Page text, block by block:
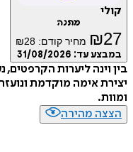
₪ מחיר קודם: ₪28
עד:31/08/2026
ליערות הקרפטים, נעה
אימה מוקדמת ונועזת על
מהירה